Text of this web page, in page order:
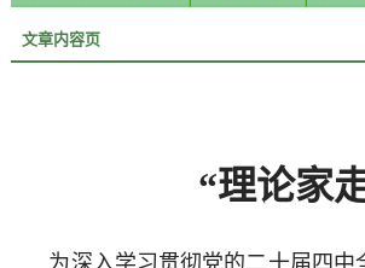
文章内容页
“理论家
为深入学习贯彻党的二十届四